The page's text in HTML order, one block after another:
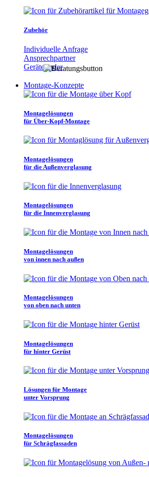
Zubehör
Individuelle Anfrage
Ansprechpartner
Gerätefinder
Montage-Konzepte
Montagelösungen
für Über-Kopf-Montage
Montagelösungen
für die Außenverglasung
Montagelösungen
für die Innenverglasung
Montagelösungen
von innen nach außen
Montagelösungen
von oben nach unten
Montagelösungen
für hinter Gerüst
Lösungen für Montage
unter Vorsprung
Montagelösungen
für Schrägfassaden